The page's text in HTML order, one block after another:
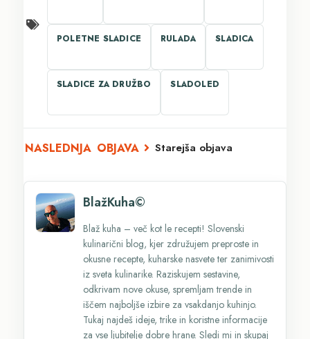
POLETNE SLADICE RULADA SLADICA
SLADICE ZA DRUŽBO SLADOLED
Starejša objava
BlažKuha©
Blaž kuha – več kot le recepti! Slovenski
kulinarični blog, kjer združujem preproste in
okusne recepte, kuharske nasvete ter zanimivosti
iz sveta kulinarike. Raziskujem sestavine,
odkrivam nove okuse, spremljam trende in
iščem najboljše izbire za vsakdanjo kuhinjo.
Tukaj najdeš ideje, trike in koristne informacije
za vse ljubitelje dobre hrane. Sledi mi in skupaj